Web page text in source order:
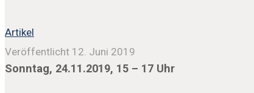
Artikel
Veröffentlicht 12. Juni 2019
Sonntag, 24.11.2019, 15 – 17 Uhr